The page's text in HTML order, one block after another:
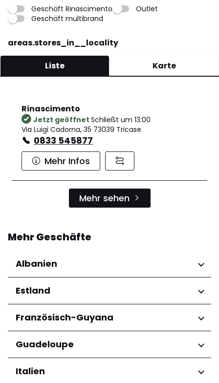
Geschäft Rinascimento
Outlet
Geschäft multibrand
areas.stores_in__locality
Liste Karte
Rinascimento
Jetzt geöffnet Schließt um 13:00
Via Luigi Cadorna, 35 73039 Tricase
0833 545877
Mehr Infos
Mehr sehen
Mehr Geschäfte
Albanien
Regionen
Qarku i Tiranës
Estland
Regionen
Harju maakond
Tartu maakond
Französisch-Guyana
Regionen
Arrondissement de Cayenne
Guadeloupe
Regionen
Italien